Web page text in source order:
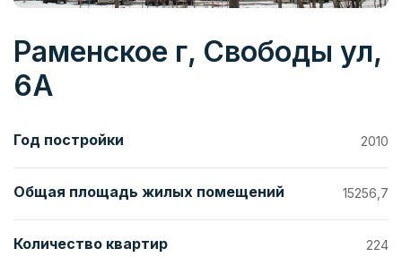
Раменское г, Свободы ул,
6А
Год постройки 2010
Общая площадь жилых помещений 15256,7
Количество квартир 224